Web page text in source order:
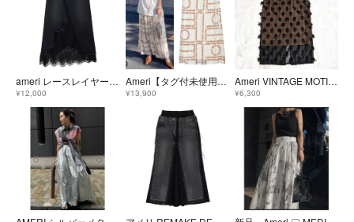
ameri レースレイヤードデニムスカート
¥12,000
Ameri【タグ付未使用品】チャップリン ロゴ プリーツ ロング スカート
¥13,900
Ameri VINTAGE MOTIF PENCIL SKIRT アメリ M
¥6,300